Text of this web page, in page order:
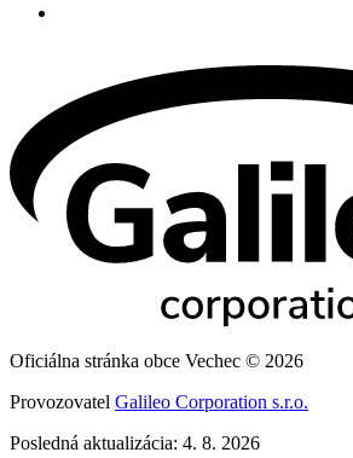
Oficiálna stránka obce Vechec © 2026
Provozovatel Galileo Corporation s.r.o.
Posledná aktualizácia: 4. 8. 2026